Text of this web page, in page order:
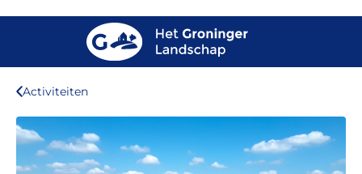
Activiteiten